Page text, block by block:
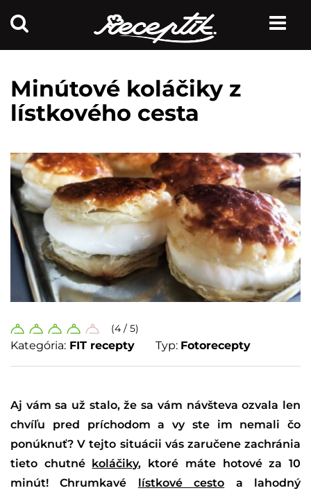
Minútové koláčiky z
lístkového cesta
(4 / 5)
Kategória: FIT recepty Typ: Fotorecepty
Aj vám sa už stalo, že sa vám návšteva ozvala len
chvíľu pred príchodom a vy ste im nemali čo
ponúknuť? V tejto situácii vás zaručene zachránia
tieto chutné koláčiky, ktoré máte hotové za 10
minút! Chrumkavé
lístkové cesto a lahodný